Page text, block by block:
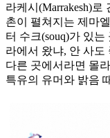
라케시(Marrakesh)
촌이 펼쳐지는 제마
터 수크(souq)가 있
라에서 왔냐, 안 사도
다른 곳에서라면 몰
특유의 유머와 밝음